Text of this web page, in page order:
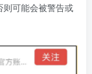
则可能会被警告或